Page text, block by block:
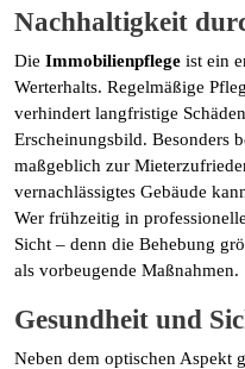
Nachhaltigkeit
Die Immobilienpflege ist ein
Werterhalts. Regelmäßige
verhindert langfristige
Erscheinungsbild. Besonders
maßgeblich zur
vernachlässigtes Gebäude
Wer frühzeitig in
Sicht – denn die Behebung
als vorbeugende Maßnahmen.
Gesundheit und
Neben dem optischen Aspekt